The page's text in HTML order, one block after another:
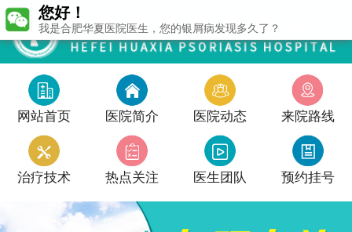
网站首页 医院简介 医院动态 来院路线
治疗技术 热点关注 医生团队 预约挂号
您好！
我是合肥华夏医院医生，您的银屑病发现多久了？